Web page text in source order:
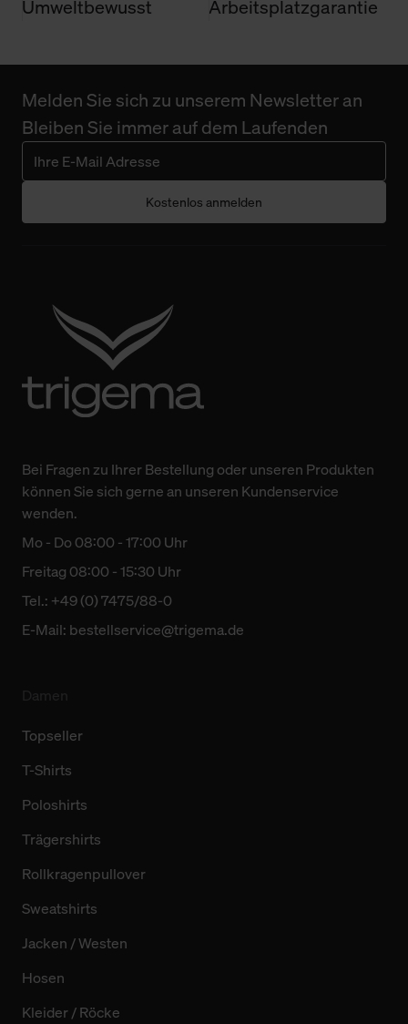
Umweltbewusst Arbeitsplatzgarantie
Melden Sie sich zu unserem Newsletter an
Bleiben Sie immer auf dem Laufenden
Kostenlos anmelden
Bei Fragen zu Ihrer Bestellung oder unseren Produkten
können Sie sich gerne an unseren Kundenservice
wenden.
Mo - Do 08:00 - 17:00 Uhr
Freitag 08:00 - 15:30 Uhr
Tel.: +49 (0) 7475/88-0
E-Mail: bestellservice@trigema.de
Topseller
T-Shirts
Poloshirts
Trägershirts
Rollkragenpullover
Sweatshirts
Jacken / Westen
Hosen
Kleider / Röcke